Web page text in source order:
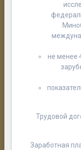
не менее
Трудовой
Заработная